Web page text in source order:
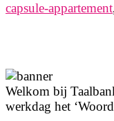
capsule-appartement
Welkom bij
werkdag het